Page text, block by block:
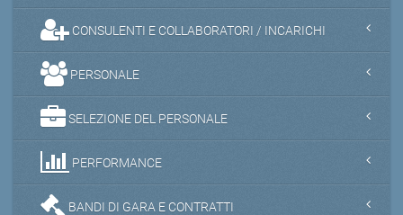
CONSULENTI E COLLABORATORI / INCARICHI
PERSONALE
SELEZIONE DEL PERSONALE
PERFORMANCE
BANDI DI GARA E CONTRATTI